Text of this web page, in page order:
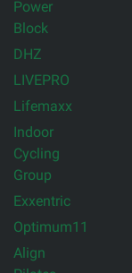
Power
Block
DHZ
LIVEPRO
Lifemaxx
Indoor
Cycling
Group
Exxentric
Optimum11
Align